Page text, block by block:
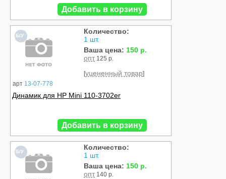
Добавить в корзину
Б/У
арт 13-07-778
Количество:
1 шт.
Ваша цена: 150 р.
опт 125 р.
[уцененный товар]
Динамик для HP Mini 110-3702er
Добавить в корзину
Б/У
Количество:
1 шт.
Ваша цена: 150 р.
опт 140 р.